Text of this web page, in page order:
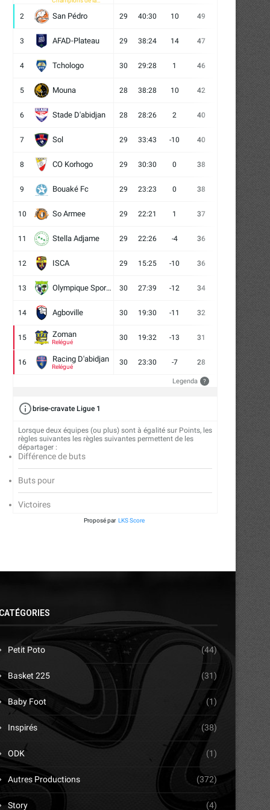
Mercato : l’Asie pour Ahoua Jean-
Charles
retour aux
30/07/2026
2 San Pédro 29 40:30 10 49
3 AFAD-Plateau 29 38:24 14 47
4 Tchologo 30 29:28 1 46
5 Mouna 28 38:28 10 42
6 Stade D'abidjan 28 28:26 2 40
7 Sol 29 33:43 -10 40 4
8 CO Korhogo 29 30:30 0 38
9 Bouaké Fc 29 23:23 0 38
10 So Armee 29 22:21 1 37 10
11 Stella Adjame 29 22:26 -4 36
12 ISCA 29 15:25 -10 36 13
13 Olympique Sport d'Abobo FC 30 27:39 -12 34 14
14 Agboville 30 19:30 -11 32
15 Zoman
Relégué
30 19:32 -13 31 10 13
16 Racing D'abidjan
Relégué
30 23:30 -7 28
Legenda ?
brise-cravate Ligue 1
Lorsque deux équipes (ou plus) sont à égalité sur Points, les
règles suivantes les règles suivantes permettent de les
départager :
Différence de buts
Buts pour
Victoires
Proposé par LKS Score
Petit Poto (44)
Basket 225 (31)
Baby Foot (1)
Inspirés (38)
ODK (1)
Autres Productions (372)
Story (4)